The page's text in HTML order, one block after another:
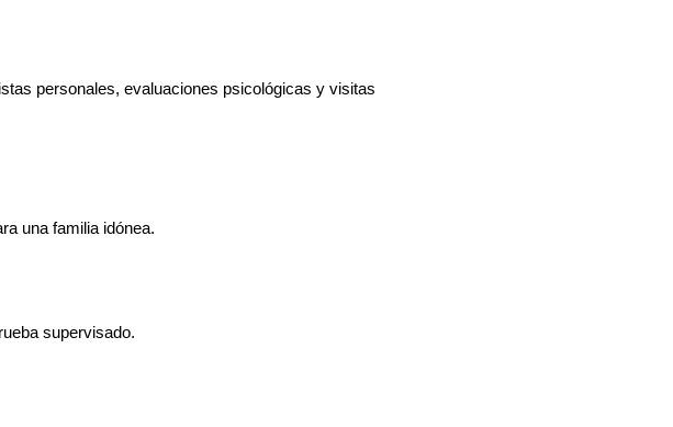
personales, evaluaciones psicológicas y visitas
una familia idónea.
supervisado.